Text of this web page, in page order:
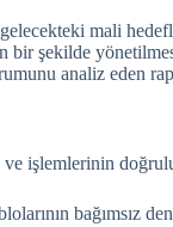
mali
bir şekilde
analiz eden
ve işlemlerinin
bağımsız